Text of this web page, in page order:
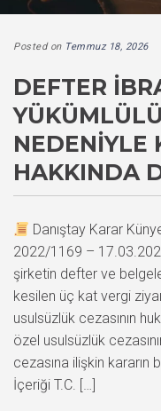
Posted on Temmuz 18, 2026
DEFTER
NEDENIYLE
HAKKINDA
Danıştay Karar
2022/1169 –
şirketin defter ve
kesilen üç kat vergi
usulsüzlük cezasının
özel usulsüzlük
cezasına ilişkin kararın
İçeriği T.C. […]